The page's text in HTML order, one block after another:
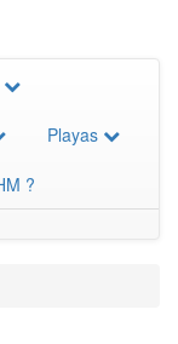
Playas
?